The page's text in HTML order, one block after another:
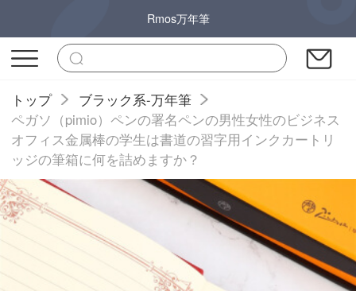
Rmos万年筆
トップ
ブラック系-万年筆
ペガソ（pimio）ペンの署名ペンの男性女性のビジネス
オフィス金属棒の学生は書道の習字用インクカートリ
ッジの筆箱に何を詰めますか？